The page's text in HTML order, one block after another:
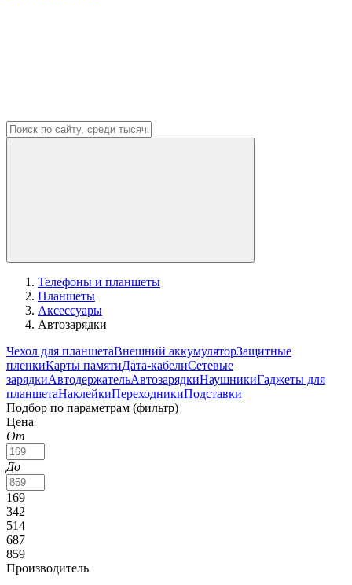
Телефоны и планшеты
Планшеты
Аксессуары
Автозарядки
Чехол для планшетаВнешний аккумуляторЗащитные
пленкиКарты памятиДата-кабелиСетевые
зарядкиАвтодержательАвтозарядкиНаушникиГаджеты для
планшетаНаклейкиПереходникиПодставки
Подбор по параметрам (фильтр)
Цена
От
До
169
342
514
687
859
Производитель